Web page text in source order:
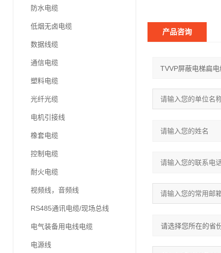
防水电缆
低烟无卤电缆
数据线缆
通信电缆
塑料电缆
光纤光缆
电机引接线
橡套电缆
控制电缆
耐火电缆
视频线，音频线
RS485通讯电缆/现场总线
电气装备用电线电缆
电源线
产品咨询